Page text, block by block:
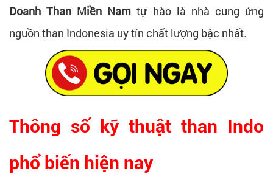
Doanh Than Miền Nam tự hào là nhà cung ứng
nguồn than Indonesia uy tín chất lượng bậc nhất.
Thông số kỹ thuật than Indo
phổ biến hiện nay